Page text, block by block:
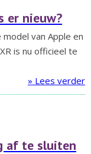
er nieuw?
van Apple en
is nu officieel te
» Lees verder
af te sluiten